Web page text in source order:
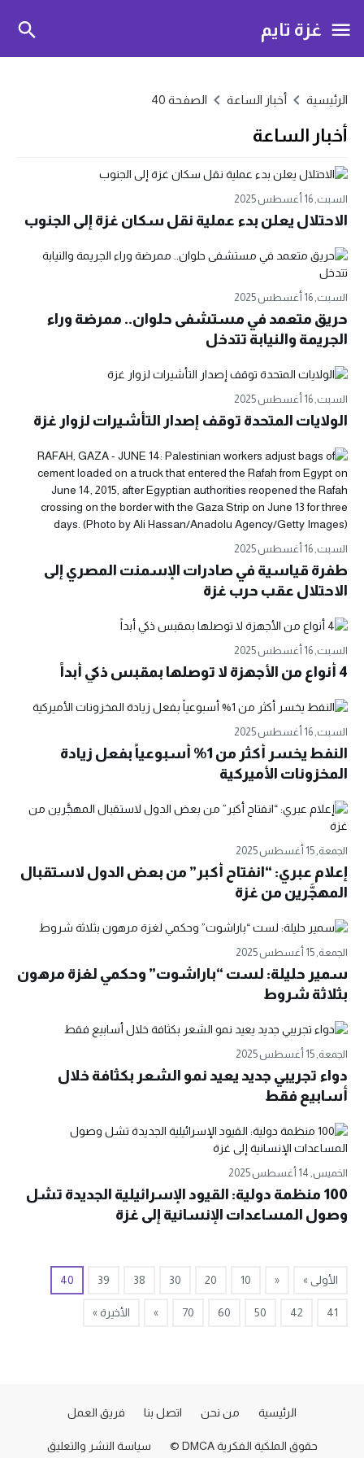
غزة تايم
الرئيسية أخبار الساعة الصفحة 40
أخبار الساعة
السبت, 16 أغسطس 2025
الاحتلال يعلن بدء عملية نقل سكان غزة إلى الجنوب
السبت, 16 أغسطس 2025
حريق متعمد في مستشفى حلوان.. ممرضة وراء
الجريمة والنيابة تتدخل
السبت, 16 أغسطس 2025
الولايات المتحدة توقف إصدار التأشيرات لزوار غزة
السبت, 16 أغسطس 2025
طفرة قياسية في صادرات الإسمنت المصري إلى
الاحتلال عقب حرب غزة
السبت, 16 أغسطس 2025
4 أنواع من الأجهزة لا توصلها بمقبس ذكي أبداً
السبت, 16 أغسطس 2025
النفط يخسر أكثر من 1% أسبوعياً بفعل زيادة
المخزونات الأميركية
الجمعة, 15 أغسطس 2025
إعلام عبري: “انفتاح أكبر” من بعض الدول لاستقبال
المهجَّرين من غزة
الجمعة, 15 أغسطس 2025
سمير حليلة: لست “باراشوت” وحكمي لغزة مرهون
بثلاثة شروط
الجمعة, 15 أغسطس 2025
دواء تجريبي جديد يعيد نمو الشعر بكثافة خلال
أسابيع فقط
الخميس, 14 أغسطس 2025
100 منظمة دولية: القيود الإسرائيلية الجديدة تشل
وصول المساعدات الإنسانية إلى غزة
الأولى » «
10
20
30
38
39
40
41
42
50
60
70
» الأخيرة »
الرئيسية من نحن اتصل بنا فريق العمل
حقوق الملكية الفكرية DMCA © سياسة النشر والتعليق